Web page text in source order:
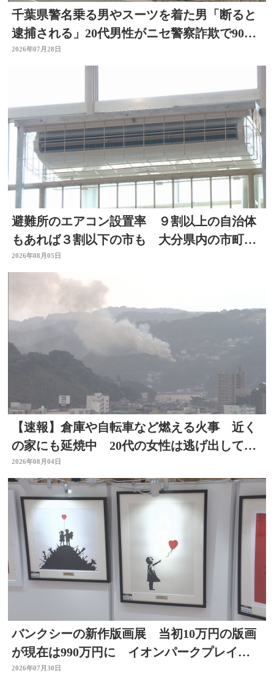
千葉県警名乗る男やスーツを着た男「断ると
逮捕される」20代男性がニセ警察詐欺で90万
円被害 大分
2026年07月28日
避難所のエアコン設置率 ９割以上の自治体
もあれば３割以下の市も 大分県内の市町村
を調査
2026年08月05日
【速報】倉庫や自転車など燃える火事 近く
の家にも延焼中 20代の女性は逃げ出して無
事 大分
2026年08月04日
バンクシーの新作版画展 当初10万円の版画
が現在は990万円に イオンパークプレイス
大分店で開催中
2026年07月30日